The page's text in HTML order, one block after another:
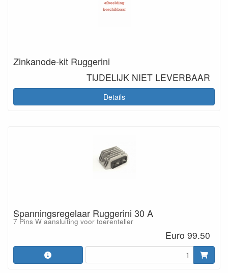
Zinkanode-kit Ruggerini
TIJDELIJK NIET LEVERBAAR
Details
Spanningsregelaar Ruggerini 30 A
7 Pins W aansluiting voor toerenteller
Euro 99.50